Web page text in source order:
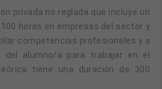
horas en empresas del sector y
competencias profesionales y a
del alumno/a para trabajar en el
tiene una duración de 300